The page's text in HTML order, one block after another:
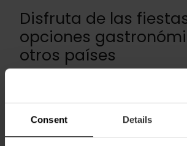
Consent Details
Disfruta de las
opciones
otros países
La Navidad en València no se
de siempre. La ciudad es un crisol
acoge tradiciones de tooodo el
celebrar las fiestas con una cena
italiana o internacional? ¡Las